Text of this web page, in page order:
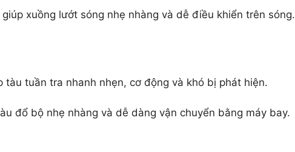
xuồng lướt sóng nhẹ nhàng và dễ điều khiển trên sóng.
tàu tuần tra nhanh nhẹn, cơ động và khó bị phát hiện.
đổ bộ nhẹ nhàng và dễ dàng vận chuyển bằng máy bay.